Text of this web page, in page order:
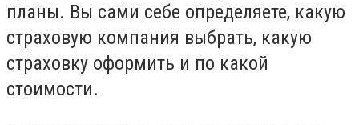
планы. Вы сами себе определяете, какую
страховую компания выбрать, какую
страховку оформить и по какой
стоимости.